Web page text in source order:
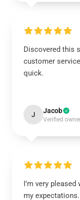
Discovered this
customer
quick.
J Jacob
Verified
I’m very
my expectations.